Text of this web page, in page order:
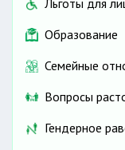
Льготы для
Образование
Семейные
Вопросы
Гендерное